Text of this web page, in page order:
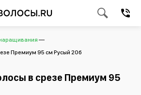
Премиум 95 см Русый 20б
в срезе Премиум 95